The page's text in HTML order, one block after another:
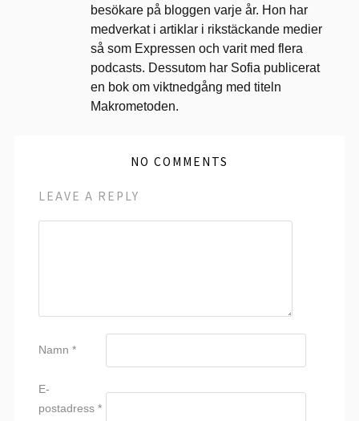
besökare på bloggen varje år. Hon har
medverkat i artiklar i rikstäckande medier
så som Expressen och varit med flera
podcasts. Dessutom har Sofia publicerat
en bok om viktnedgång med titeln
Makrometoden.
NO COMMENTS
LEAVE A REPLY
Namn *
E-
postadress *